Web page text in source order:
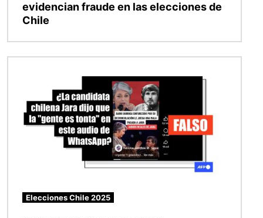
evidencian fraude en las elecciones de
Chile
Elecciones Chile 2025